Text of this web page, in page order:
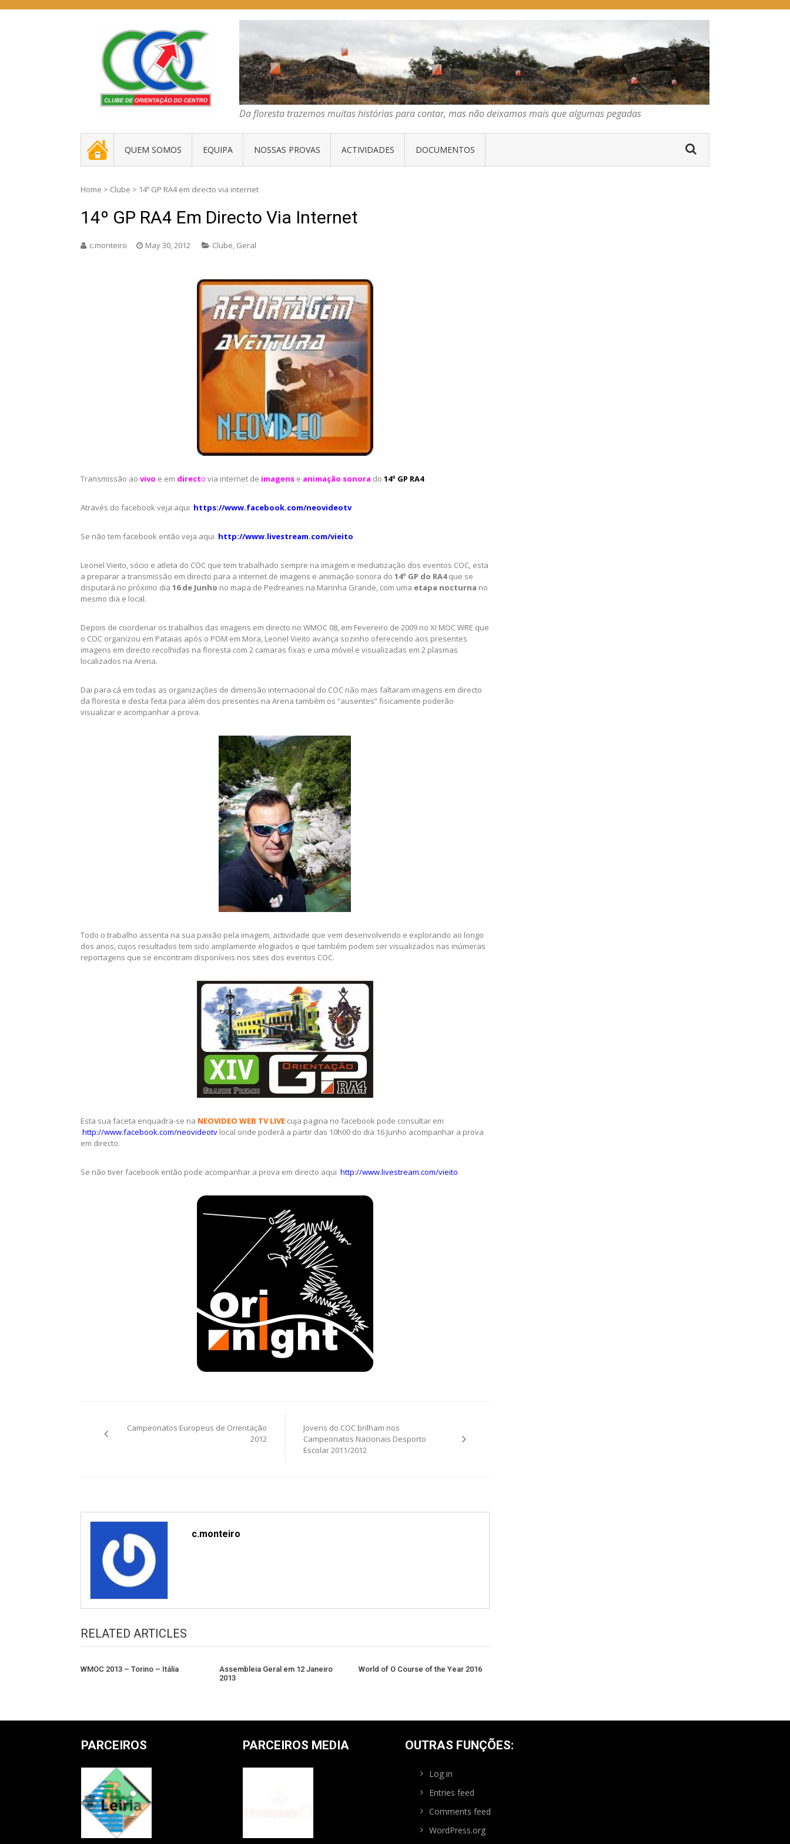
COC – CLUBE DE ORIENTAÇÃO DO CENTRO
Da floresta trazemos muitas histórias para contar, mas não deixamos mais que algumas pegadas
Da floresta trazemos muitas histórias para contar, mas não deixamos mais que algumas pegadas
. _ . QUEM SOMOS EQUIPA NOSSAS PROVAS ACTIVIDADES DOCUMENTOS
Home > Clube > 14º GP RA4 em directo via internet
14º GP RA4 Em Directo Via Internet
c.monteiro May 30, 2012 Clube, Geral
Transmissão ao vivo e em directo via internet de imagens e animação sonora do 14º GP RA4
Através do facebook veja aqui https://www.facebook.com/neovideotv
Se não tem facebook então veja aqui http://www.livestream.com/vieito
Leonel Vieito, sócio e atleta do COC que tem trabalhado sempre na imagem e mediatização dos eventos COC, esta
a preparar a transmissão em directo para a internet de imagens e animação sonora do 14º GP do RA4que se
disputará no próximo dia 16 de Junho no mapa de Pedreanes na Marinha Grande, com uma etapa nocturna no
mesmo dia e local.
Depois de coordenar os trabalhos das imagens em directo no WMOC 08, em Fevereiro de 2009 no XI MOC WRE que
o COC organizou em Pataias após o POM em Mora, Leonel Vieito avança sozinho oferecendo aos presentes
imagens em directo recolhidas na floresta com 2 camaras fixas e uma móvel e visualizadas em 2 plasmas
localizados na Arena.
Dai para cá em todas as organizações de dimensão internacional do COC não mais faltaram imagens em directo
da floresta e desta feita para além dos presentes na Arena também os “ausentes” fisicamente poderão
visualizar e acompanhar a prova.
Todo o trabalho assenta na sua paixão pela imagem, actividade que vem desenvolvendo e explorando ao longo
dos anos, cujos resultados tem sido amplamente elogiados e que também podem ser visualizados nas inúmeras
reportagens que se encontram disponíveis nos sites dos eventos COC.
Esta sua faceta enquadra-se na NEOVIDEO WEB TV LIVE cuja pagina no facebook pode consultar em
http://www.facebook.com/neovideotv local onde poderá a partir das 10h00 do dia 16 Junho acompanhar a prova
em directo.
Se não tiver facebook então pode acompanhar a prova em directo aqui http://www.livestream.com/vieito
navigation
Campeonatos Europeus de Orientação
2012
Jovens do COC brilham nos
Campeonatos Nacionais Desporto
Escolar 2011/2012
c.monteiro
RELATED ARTICLES
WMOC 2013 – Torino – Itália
Assembleia Geral em 12 Janeiro
2013
World of O Course of the Year 2016
PARCEIROS PARCEIROS MEDIA OUTRAS FUNÇÕES:
Log in
Entries feed
Comments feed
WordPress.org